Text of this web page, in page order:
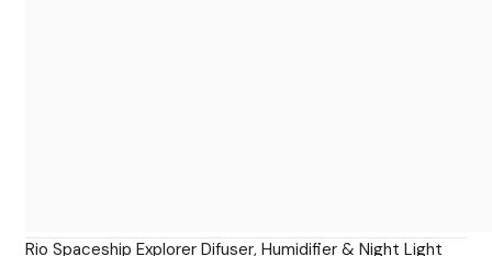
Rio Spaceship Explorer Difuser, Humidifier & Night Light